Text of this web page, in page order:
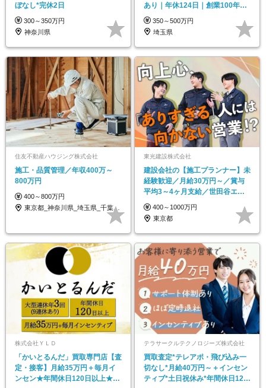
ぼなし*完休2日
300～350万円
神奈川県
あり｜年休124日｜創業100年以
上｜埼玉勤務
350～500万円
埼玉県
住友不動産ハウジング株式会社
施⼯・品質管理／年収400万～
800万円
400～800万円
東京都_神奈川県_埼玉県_千葉県_大阪府…
東光建設株式会社
建設会社の【施工プランナー】未
経験歓迎／月給30万円～／賞与
平均3～4ヶ月支給／世田谷エリ
ア中心の安定企業
400～1000万円
東京都
株式会社ＹＬＤ
「かいとるんだ」買取専門店【査
定・接客】月給35万円＋毎月イ
ンセン★年間休日120日以上★土
テラサークルテクノロジーズ株式会社
買取査定*テレアポ・飛び込み一
切なし*月給40万円～＋インセン
ティブ*土日祝休み*年間休日120